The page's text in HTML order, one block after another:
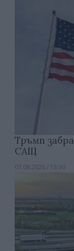
Тръмп
САЩ
07.08.2026 / 13:30